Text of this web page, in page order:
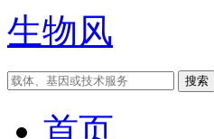
生物风
首页